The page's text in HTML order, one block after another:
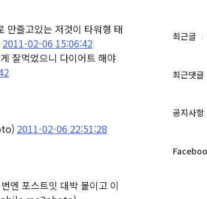
만즐고있는 저것이 타워형 태
2011-02-06 15:06:42
잘먹었으니 다이어트 해야
2011-02-06 22:51:28
엔 포스트잇 대박 붙이고 이
최
과
글
최근글
최근댓글
공지사항
페